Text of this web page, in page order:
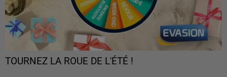
TOURNEZ LA ROUE DE L'ÉTÉ !